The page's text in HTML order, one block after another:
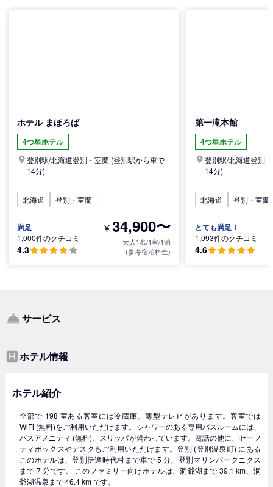
ホテル まほろば
4つ星ホテル
登別駅/北海道登別・室蘭 (登別駅から車で
14分)
北海道 登別・室蘭
満足
1,000件のクチコミ
4.3
¥34,900〜
大人1名/1室/1泊
(参考宿泊料金)
第一滝本館
4つ星ホテル
登別駅/北海道登別
14分)
北海道 登別・室蘭
とても満足！
1,093件のクチコミ
4.6
サービス
ホテル情報
ホテル紹介
全部で 198 室ある客室には冷蔵庫、薄型テレビがあります。客室では
WiFi (無料)をご利用いただけます。シャワーのある専用バスルームには、
バスアメニティ (無料)、スリッパが備わっています。電話の他に、セーフ
ティボックスやデスクもご利用いただけます。登別 (登別温泉町) にある
このホテルは、登別伊達時代村まで車で 5 分、登別マリンパークニクス
まで 7 分です。 このファミリー向けホテルは、洞爺湖まで 39.1 km、洞
爺湖温泉まで 46.4 km です。